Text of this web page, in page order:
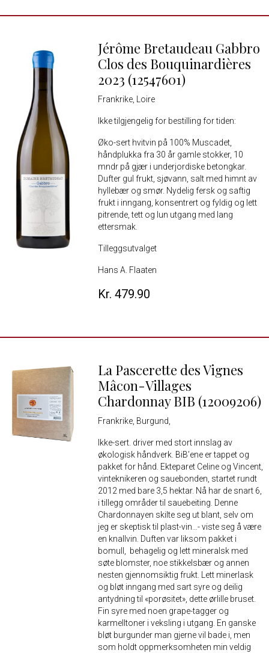
Jérôme Bretaudeau Gabbro
Clos des Bouquinardières
2023 (12547601)
Frankrike, Loire
Ikke tilgjengelig for bestilling for tiden:
Øko-sert hvitvin på 100% Muscadet,
håndplukka fra 30 år gamle stokker, 10
mndr på gjær i underjordiske betongkar.
Dufter gul frukt, sjøvann, salt med himnt av
hyllebær og smør. Nydelig fersk og saftig
frukt i inngang, konsentrert og fyldig og lett
pitrende, tett og lun utgang med lang
ettersmak.
Tilleggsutvalget
Hans A. Flaaten
Kr. 479.90
La Pascerette des Vignes
Mâcon-Villages
Chardonnay BIB (12009206)
Frankrike, Burgund,
Ikke-sert. driver med stort innslag av
økologisk håndverk. BiB’ene er tappet og
pakket for hånd. Ekteparet Celine og Vincent,
vinteknikeren og sauebonden, startet rundt
2012 med bare 3,5 hektar. Nå har de snart 6,
i tillegg områder til sauebeiting. Denne
Chardonnayen skilte seg ut blant, selv om
jeg er skeptisk til plast-vin…- viste seg å være
en knallvin. Duften var liksom pakket i
bomull, behagelig og lett mineralsk med
søte blomster, noe stikkelsbær og annen
nesten gjennomsiktig frukt. Lett minerlask
og bløt inngang med sart syre og deilig
antydning til «porøsitet», dette ørlille bruset.
Fin syre med noen grape-tagger og
karmelltoner i veksling i utgang. En ganske
bløt burgunder man gjerne vil bade i, men
som holdt oppmerksomheten min veldig